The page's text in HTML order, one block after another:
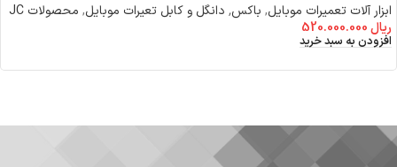
ابزار آلات تعمیرات موبایل, باکس٬ دانگل و کابل تعیرات موبایل , محصولات JC
ریال
افزودن به سبد خرید